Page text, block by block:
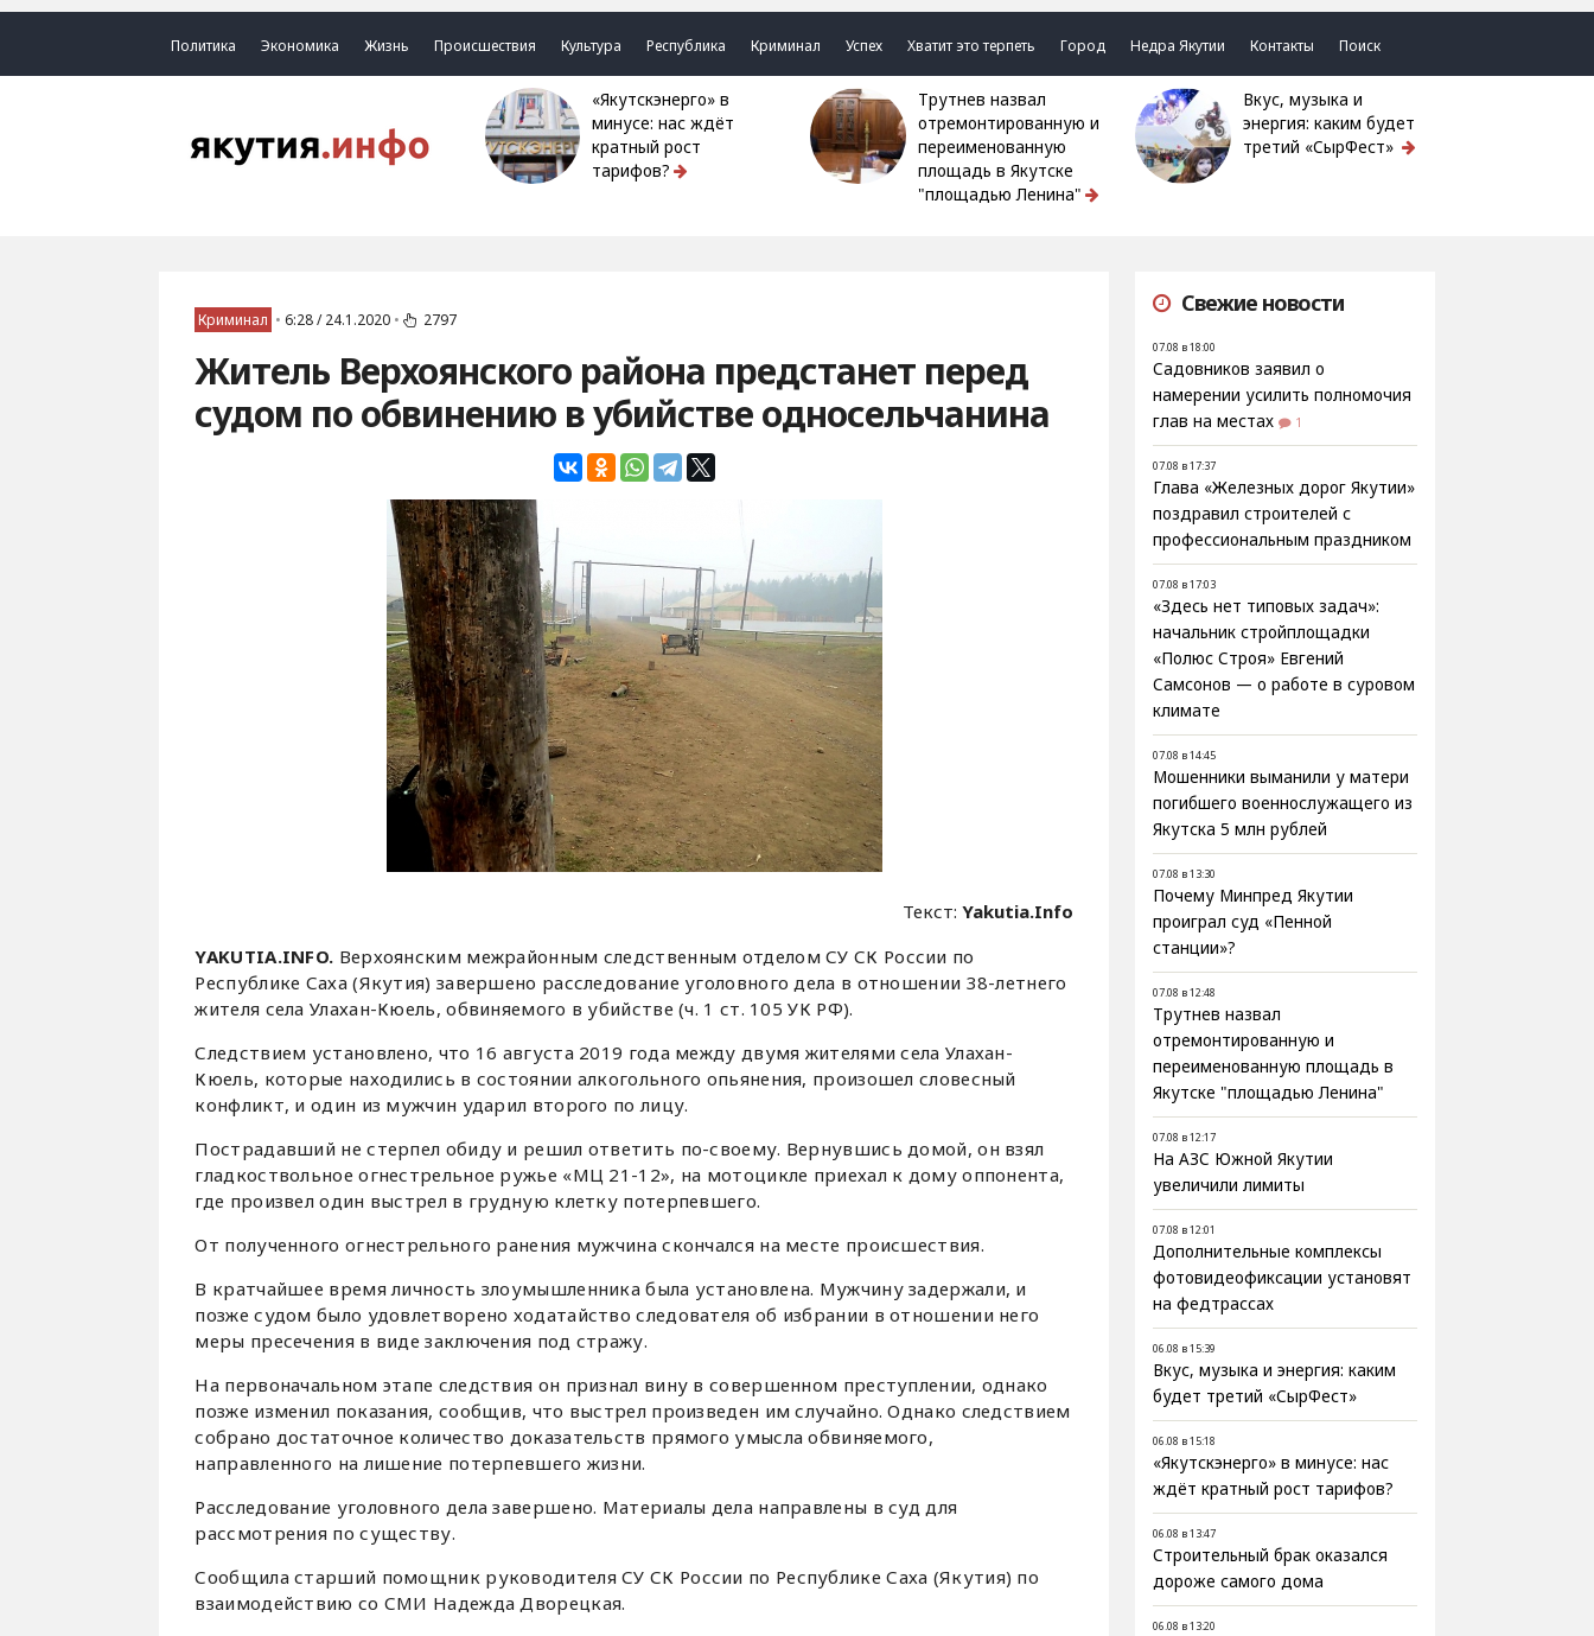
Политика Экономика Жизнь Происшествия Культура Республика Криминал Успех Хватит это терпеть Город Недра Якутии Контакты Поиск
«Якутскэнерго» в
минусе: нас ждёт
кратный рост
тарифов?
Трутнев назвал
отремонтированную и
переименованную
площадь в Якутске
"площадью Ленина"
Вкус, музыка и
энергия: каким будет
третий «СырФест»
Криминал • 6:28 / 24.1.2020 • 2797
Житель Верхоянского района предстанет перед
судом по обвинению в убийстве односельчанина
Текст:Yakutia.Info
YAKUTIA.INFO. Верхоянским межрайонным следственным отделом СУ СК России по
Республике Саха (Якутия) завершено расследование уголовного дела в отношении 38-летнего
жителя села Улахан-Кюель, обвиняемого в убийстве (ч. 1 ст. 105 УК РФ).
Следствием установлено, что 16 августа 2019 года между двумя жителями села Улахан-
Кюель, которые находились в состоянии алкогольного опьянения, произошел словесный
конфликт, и один из мужчин ударил второго по лицу.
Пострадавший не стерпел обиду и решил ответить по-своему. Вернувшись домой, он взял
гладкоствольное огнестрельное ружье «МЦ 21-12», на мотоцикле приехал к дому оппонента,
где произвел один выстрел в грудную клетку потерпевшего.
От полученного огнестрельного ранения мужчина скончался на месте происшествия.
В кратчайшее время личность злоумышленника была установлена. Мужчину задержали, и
позже судом было удовлетворено ходатайство следователя об избрании в отношении него
меры пресечения в виде заключения под стражу.
На первоначальном этапе следствия он признал вину в совершенном преступлении, однако
позже изменил показания, сообщив, что выстрел произведен им случайно. Однако следствием
собрано достаточное количество доказательств прямого умысла обвиняемого,
направленного на лишение потерпевшего жизни.
Расследование уголовного дела завершено. Материалы дела направлены в суд для
рассмотрения по существу.
Сообщила старший помощник руководителя СУ СК России по Республике Саха (Якутия) по
взаимодействию со СМИ Надежда Дворецкая.
Свежие новости
07.08 в 18:00
Садовников заявил о
намерении усилить полномочия
глав на местах
1
07.08 в 17:37
Глава «Железных дорог Якутии»
поздравил строителей с
профессиональным праздником
07.08 в 17:03
«Здесь нет типовых задач»:
начальник стройплощадки
«Полюс Строя» Евгений
Самсонов — о работе в суровом
климате
07.08 в 14:45
Мошенники выманили у матери
погибшего военнослужащего из
Якутска 5 млн рублей
07.08 в 13:30
Почему Минпред Якутии
проиграл суд «Пенной
станции»?
07.08 в 12:48
Трутнев назвал
отремонтированную и
переименованную площадь в
Якутске "площадью Ленина"
07.08 в 12:17
На АЗС Южной Якутии
увеличили лимиты
07.08 в 12:01
Дополнительные комплексы
фотовидеофиксации установят
на федтрассах
06.08 в 15:39
Вкус, музыка и энергия: каким
будет третий «СырФест»
06.08 в 15:18
«Якутскэнерго» в минусе: нас
ждёт кратный рост тарифов?
06.08 в 13:47
Строительный брак оказался
дороже самого дома
06.08 в 13:20